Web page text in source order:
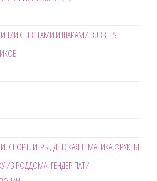
С ЦВЕТАМИ И ШАРАМИ BUBBLES
СПОРТ, ИГРЫ, ДЕТСКАЯ ТЕМАТИКА,ФРУКТЫ
ИЗ РОДДОМА, ГЕНДЕР ПАТИ